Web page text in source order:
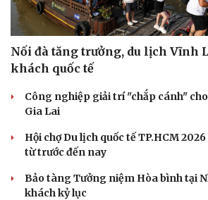
Văn hóa
Sân khấu - Điện ảnh
Giải trí
Nối đà tăng trưởng, du lịch Vĩnh
khách quốc tế
Công nghiệp giải trí "chắp cánh"
Gia Lai
Hội chợ Du lịch quốc tế TP.HCM
từ trước đến nay
Bảo tàng Tưởng niệm Hòa bình tại
khách kỷ lục